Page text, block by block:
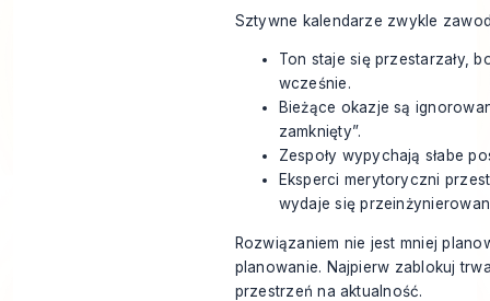
Sztywne kalendarze zwykle
Ton staje się przestarzały,
wcześnie.
Bieżące okazje są
zamknięty”.
Zespoły wypychają słabe
Eksperci merytoryczni
wydaje się
Rozwiązaniem nie jest mniej
planowanie. Najpierw zablokuj
przestrzeń na aktualność.